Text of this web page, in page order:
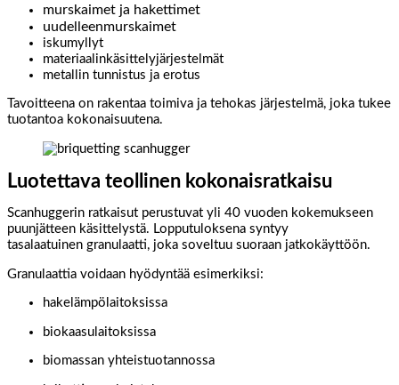
murskaimet ja hakettimet
uudelleenmurskaimet
iskumyllyt
materiaalinkäsittelyjärjestelmät
metallin tunnistus ja erotus
Tavoitteena on rakentaa toimiva ja tehokas järjestelmä, joka tukee
tuotantoa kokonaisuutena.
Luotettava teollinen kokonaisratkaisu
Scanhuggerin ratkaisut perustuvat yli 40 vuoden kokemukseen
puunjätteen käsittelystä. Lopputuloksena syntyy
tasalaatuinen granulaatti, joka soveltuu suoraan jatkokäyttöön.
Granulaattia voidaan hyödyntää esimerkiksi:
hakelämpölaitoksissa
biokaasulaitoksissa
biomassan yhteistuotannossa